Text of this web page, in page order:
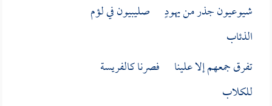
شيوعيون جذر من يهودٍ صليبيون في لؤم
الذئاب
تفرق جمعهم إلا علينا فصرنا كالفريسة
للكلاب